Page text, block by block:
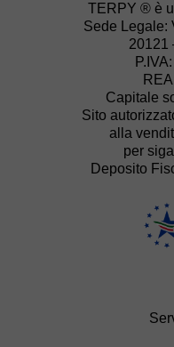
TERPY ® è
Sede Legale:
20121
Capitale
Sito
alla
per
Deposito